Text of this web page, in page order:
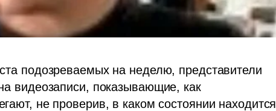
подозреваемых на неделю, представители
видеозаписи, показывающие, как
не проверив, в каком состоянии находится